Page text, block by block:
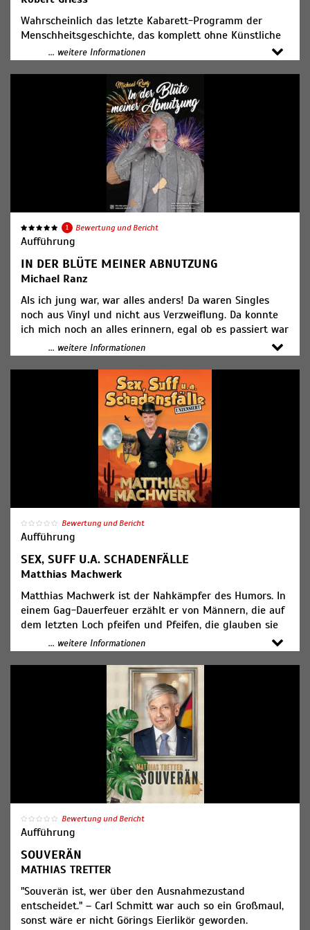
Wahrscheinlich das letzte Kabarett-Programm der
Menschheitsgeschichte, das komplett ohne Künstliche
Intelligenz (KI) entstanden ist. Allein deshalb sollten Sie
es sich ansehen! Aber nicht erst seit ChatGPT ist die
Natürliche Intelligenz genauso vom Aussterben bedroht
wie Leoparden, Orcas und Altenpflegerinnen. Wer
möchte da nicht ständig ausrufen: „Herr, schmeiß Hirn
Ticketpreis: 29,00€
... weitere Informationen
1 Bewertung und Bericht
Aufführung
IN DER BLÜTE MEINER ABNUTZUNG
Michael Ranz
Als ich jung war, war alles anders! Da waren Singles
noch aus Vinyl und nicht aus Verzweiflung. Da konnte
ich mich noch an alles erinnern, egal ob es passiert war
oder nicht. Mittlerweile bin ich vielseitig
desinteressiert. Aber seitdem ich mir vorstelle, dass
Politikern beim Reden Seifenblasen aus dem Mund
aufsteigen, ist das Gesprochene wenigstens was fürs
Auge. Michael Ranz lässt sich in seinem fünften
Soloprogramm von Tobias Saalfeld wieder reichlich
satirische Worte in den Mund legen. Das ergibt zwei
Übungsstunden im Schmunzeln, Lachen, Wiehern und
Schenkel klopfen. Also Handys aus und einfach mal das
Leben genießen!!!
Ticketpreis: ab 26,00€
Donnerstag, 26.03.26 - 1. Voraufführung
Freitag, 27.03.26 - 2 Voraufführung
... weitere Informationen
Bewertung und Bericht
Aufführung
SEX, SUFF U.A. SCHADENFÄLLE
Matthias Machwerk
Matthias Machwerk ist der Nahkämpfer des Humors. In
einem Gag-Dauerfeuer erzählt er von Männern, die auf
dem letzten Loch pfeifen und Pfeifen, die glauben sie
wären Männer. Machwerk kämpft gegen
Humorlosigkeit, kulturelle Aneignung und sexuelle
Abneigung. Er lästert über Paare, Paarungen und das
Gendern. Und er berichtet über bewegungsfaule
Jugend, arbeitsfaule Influencer und verrückte Zeiten in
der DDR. Erleben Sie rasanten Humor, ehrlich, direkt
und politisch unkorrekt. Nicht verpassen! Lachen
macht schön, egal wie man aussieht.
Ticketpreis: 29,00€
... weitere Informationen
Bewertung und Bericht
Aufführung
SOUVERÄN
MATHIAS TRETTER
"Souverän ist, wer über den Ausnahmezustand
entscheidet." – Carl Schmitt war auch so ein Großmaul,
sonst wäre er nicht Görings Eierlikör geworden.